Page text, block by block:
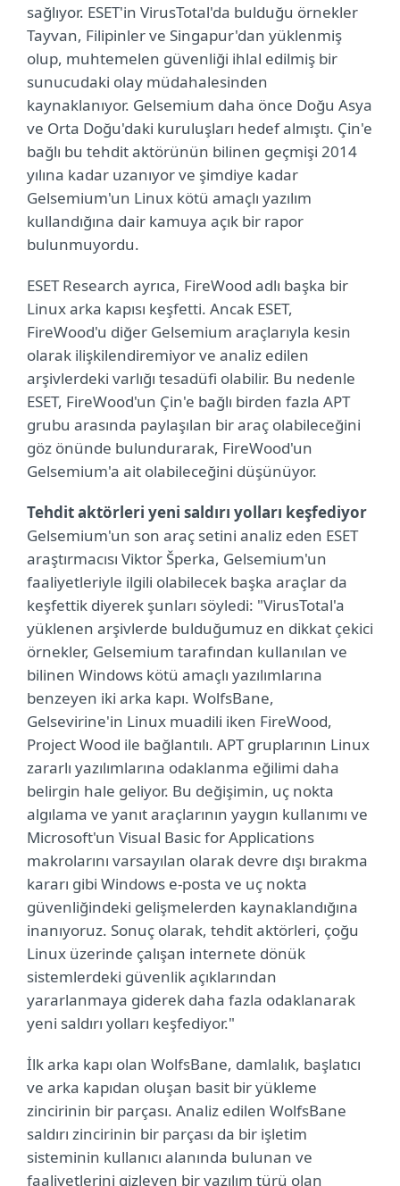
sağlıyor. ESET'in VirusTotal'da bulduğu örnekler
Tayvan, Filipinler ve Singapur'dan yüklenmiş
olup, muhtemelen güvenliği ihlal edilmiş bir
sunucudaki olay müdahalesinden
kaynaklanıyor. Gelsemium daha önce Doğu Asya
ve Orta Doğu'daki kuruluşları hedef almıştı. Çin'e
bağlı bu tehdit aktörünün bilinen geçmişi 2014
yılına kadar uzanıyor ve şimdiye kadar
Gelsemium'un Linux kötü amaçlı yazılım
kullandığına dair kamuya açık bir rapor
bulunmuyordu.
ESET Research ayrıca, FireWood adlı başka bir
Linux arka kapısı keşfetti. Ancak ESET,
FireWood'u diğer Gelsemium araçlarıyla kesin
olarak ilişkilendiremiyor ve analiz edilen
arşivlerdeki varlığı tesadüfi olabilir. Bu nedenle
ESET, FireWood'un Çin'e bağlı birden fazla APT
grubu arasında paylaşılan bir araç olabileceğini
göz önünde bulundurarak, FireWood'un
Gelsemium'a ait olabileceğini düşünüyor.
Tehdit aktörleri yeni saldırı yolları keşfediyor
Gelsemium'un son araç setini analiz eden ESET
araştırmacısı Viktor Šperka, Gelsemium'un
faaliyetleriyle ilgili olabilecek başka araçlar da
keşfettik diyerek şunları söyledi: "VirusTotal'a
yüklenen arşivlerde bulduğumuz en dikkat çekici
örnekler, Gelsemium tarafından kullanılan ve
bilinen Windows kötü amaçlı yazılımlarına
benzeyen iki arka kapı. WolfsBane,
Gelsevirine'in Linux muadili iken FireWood,
Project Wood ile bağlantılı. APT gruplarının Linux
zararlı yazılımlarına odaklanma eğilimi daha
belirgin hale geliyor. Bu değişimin, uç nokta
algılama ve yanıt araçlarının yaygın kullanımı ve
Microsoft'un Visual Basic for Applications
makrolarını varsayılan olarak devre dışı bırakma
kararı gibi Windows e-posta ve uç nokta
güvenliğindeki gelişmelerden kaynaklandığına
inanıyoruz. Sonuç olarak, tehdit aktörleri, çoğu
Linux üzerinde çalışan internete dönük
sistemlerdeki güvenlik açıklarından
yararlanmaya giderek daha fazla odaklanarak
yeni saldırı yolları keşfediyor."
İlk arka kapı olan WolfsBane, damlalık, başlatıcı
ve arka kapıdan oluşan basit bir yükleme
zincirinin bir parçası. Analiz edilen WolfsBane
saldırı zincirinin bir parçası da bir işletim
sisteminin kullanıcı alanında bulunan ve
faaliyetlerini gizleyen bir yazılım türü olan